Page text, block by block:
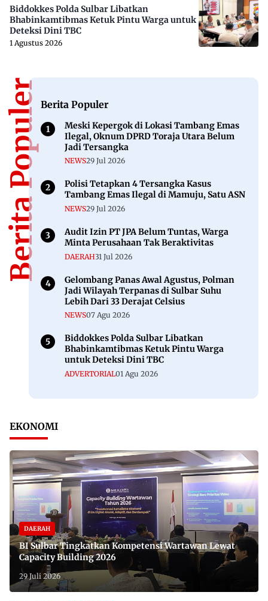
Biddokkes Polda Sulbar Libatkan
Bhabinkamtibmas Ketuk Pintu Warga untuk
Deteksi Dini TBC
1 Agustus 2026
Berita PopulerBerita Populer
Meski Kepergok di Lokasi Tambang Emas
Ilegal, Oknum DPRD Toraja Utara Belum
Jadi Tersangka
NEWS29 Jul 2026
Polisi Tetapkan 4 Tersangka Kasus
Tambang Emas Ilegal di Mamuju, Satu ASN
NEWS29 Jul 2026
Audit Izin PT JPA Belum Tuntas, Warga
Minta Perusahaan Tak Beraktivitas
DAERAH31 Jul 2026
Gelombang Panas Awal Agustus, Polman
Jadi Wilayah Terpanas di Sulbar Suhu
Lebih Dari 33 Derajat Celsius
NEWS07 Agu 2026
Biddokkes Polda Sulbar Libatkan
Bhabinkamtibmas Ketuk Pintu Warga
untuk Deteksi Dini TBC
ADVERTORIAL01 Agu 2026
EKONOMI
DAERAH
BI Sulbar Tingkatkan Kompetensi Wartawan Lewat
Capacity Building 2026
29 Juli 2026